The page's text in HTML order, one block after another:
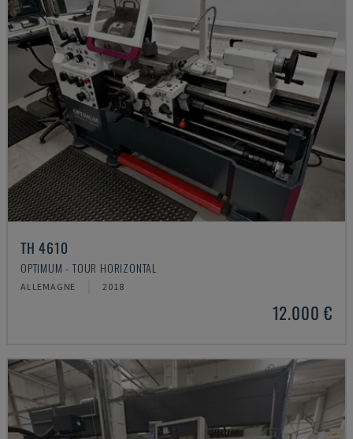
TH 4610
OPTIMUM - TOUR HORIZONTAL
ALLEMAGNE 2018
12.000 €